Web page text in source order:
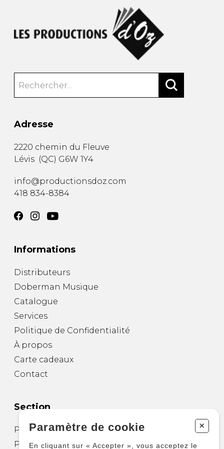
Adresse
2220 chemin du Fleuve
Lévis (QC) G6W 1Y4
info@productionsdoz.com
418 834-8384
Informations
Distributeurs
Doberman Musique
Catalogue
Services
Politique de Confidentialité
À propos
Carte cadeaux
Contact
Section
Partitions pour guitare
Partitions pour autres instruments
Paramètre de cookie +
En cliquant sur « Accepter », vous acceptez le